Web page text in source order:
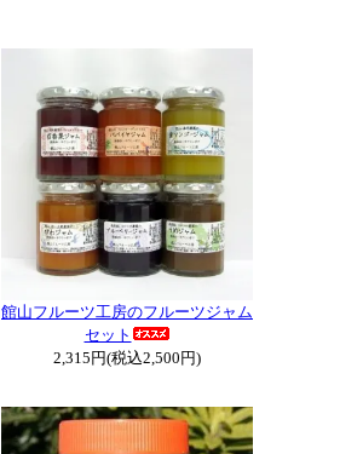
館山フルーツ工房のフルーツジャム
セット
2,315円(税込2,500円)